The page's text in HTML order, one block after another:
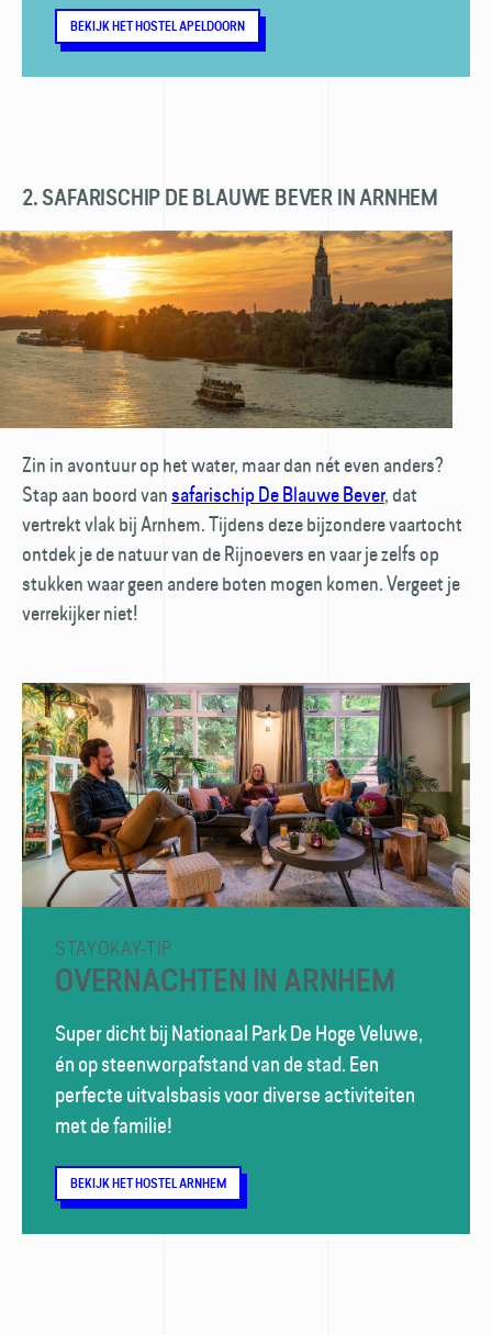
BEKIJK HET HOSTEL APELDOORN
2. SAFARISCHIP DE BLAUWE BEVER IN ARNHEM
Zin in avontuur op het water, maar dan nét even anders?
Stap aan boord vansafarischip De Blauwe Bever, dat
vertrekt vlak bij Arnhem. Tijdens deze bijzondere vaartocht
ontdek je de natuur van de Rijnoevers en vaar je zelfs op
stukken waar geen andere boten mogen komen. Vergeet je
verrekijker niet!
STAYOKAY-TIP
OVERNACHTEN IN ARNHEM
Super dicht bij Nationaal Park De Hoge Veluwe,
én op steenworpafstand van de stad. Een
perfecte uitvalsbasis voor diverse activiteiten
met de familie!
BEKIJK HET HOSTEL ARNHEM